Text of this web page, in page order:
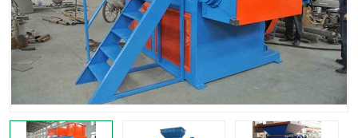
半自动输送机 全自动输送机
冷却塔 食品螺旋塔
木材撕碎机
塑料撕碎机 金属撕碎机